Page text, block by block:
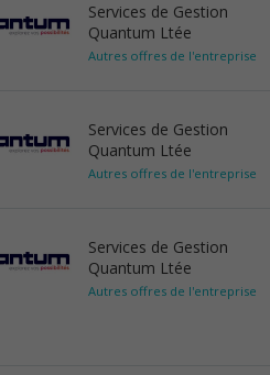
Services de Gestion
Quantum Ltée
Autres offres de l'entreprise
Services de Gestion
Quantum Ltée
Autres offres de l'entreprise
Services de Gestion
Quantum Ltée
Autres offres de l'entreprise